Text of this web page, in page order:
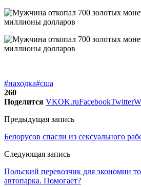
#находка#сша
260
Поделится VKOK.ruFacebookTwitter
Предыдущая запись
Белорусов спасли из сексуального
Следующая запись
Польский перевозчик для экономии
автопарка. Помогает?